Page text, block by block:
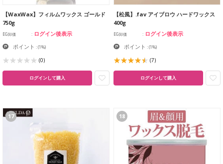
【WaxWax】フィルムワックス ゴールド
750g
EG卸価 ログイン後表示
ポイント :(1%)
(0)
ログインして購入
【松風】.fav アイブロウ ハードワックス
400g
EG卸価 ログイン後表示
ポイント :(1%)
(7)
ログインして購入
17 18